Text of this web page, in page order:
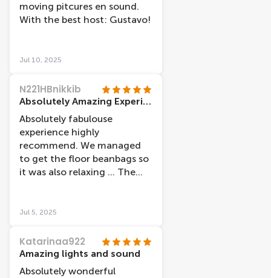
moving pitcures en sound.
With the best host: Gustavo!
Jul 10, 2025
N221HBnikkib
Absolutely Amazing Experience
Absolutely fabulouse
experience highly
recommend. We managed
to get the floor beanbags so
it was also relaxing ... The
experience.
Jul 5, 2025
Katarinaa922
Amazing lights and sound
Absolutely wonderful